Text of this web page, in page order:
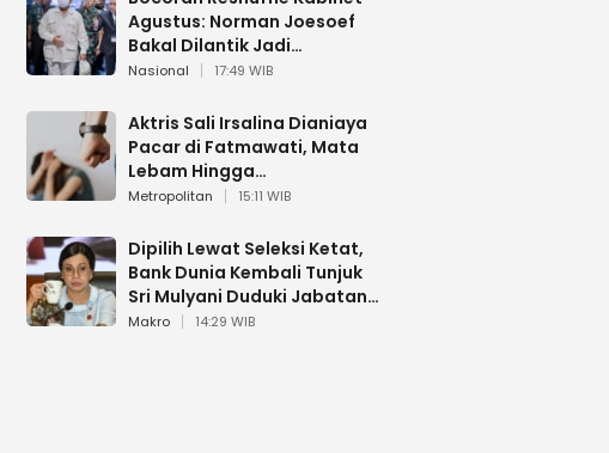
Agustus: Norman Joesoef
Bakal Dilantik Jadi
Wamenhan RI
Nasional 17:49 WIB
Aktris Sali Irsalina Dianiaya
Pacar di Fatmawati, Mata
Lebam Hingga
Diselamatkan Polantas
Metropolitan 15:11 WIB
Dipilih Lewat Seleksi Ketat,
Bank Dunia Kembali Tunjuk
Sri Mulyani Duduki Jabatan
Strategis
Makro 14:29 WIB